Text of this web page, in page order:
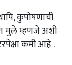
कुपोषणाची
मुले म्हणजे अशी
कमी आहे .